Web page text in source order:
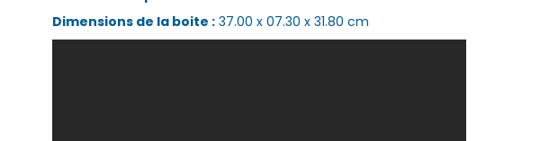
Dimensions de la boite :37.00 x 07.30 x 31.80 cm